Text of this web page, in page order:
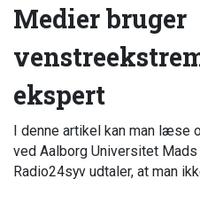
Debat
Video
Podcast
Medier bruger
ekspert
I denne artikel kan man læse
ved Aalborg Universitet
Radio24syv udtaler, at man